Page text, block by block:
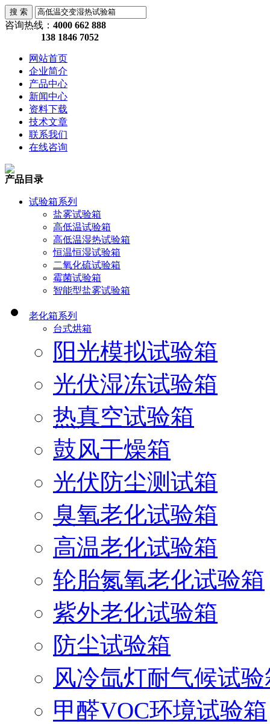
咨询热线： 4000 662 888
138 1846 7052
网站首页
企业简介
产品中心
新闻中心
资料下载
技术文章
联系我们
在线咨询
产品目录
试验箱系列
盐雾试验箱
高低温试验箱
高低温湿热试验箱
恒温恒湿试验箱
二氧化硫试验箱
霉菌试验箱
智能型盐雾试验箱
老化箱系列
台式烘箱
阳光模拟试验箱
光伏湿冻试验箱
热真空试验箱
鼓风干燥箱
光伏防尘测试箱
臭氧老化试验箱
高温老化试验箱
轮胎氮氧老化试验箱
紫外老化试验箱
防尘试验箱
风冷氙灯耐气候试
甲醛VOC环境试验箱